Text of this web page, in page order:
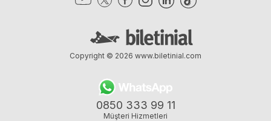
0850 333 99 11
Müşteri Hizmetleri
Copyright © 2026 www.biletinial.com